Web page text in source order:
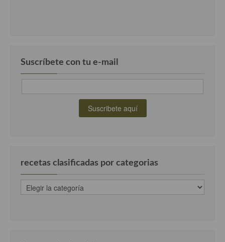
Suscríbete con tu e-mail
recetas clasificadas por categorias
recetas
clasificadas